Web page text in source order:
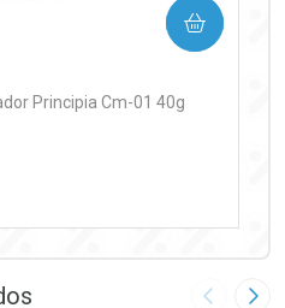
Principia Cm-01 40g
COMPRAR